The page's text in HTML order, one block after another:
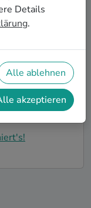
eingezogen
formen?
Du Dir
Glanz
professionelle
auf Deine
Details
.
Alle ablehnen
akzeptieren